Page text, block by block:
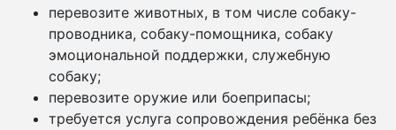
перевозите животных, в том числе собаку-
проводника, собаку-помощника, собаку
эмоциональной поддержки, служебную
собаку;
перевозите оружие или боеприпасы;
требуется услуга сопровождения ребёнка без